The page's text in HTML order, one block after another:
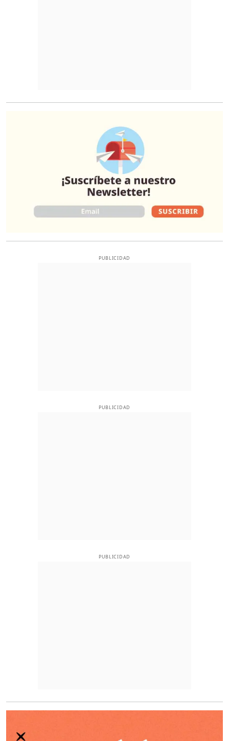
PUBLICIDAD
PUBLICIDAD
PUBLICIDAD